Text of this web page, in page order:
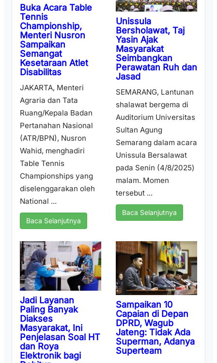
Buka Acara Table
Tennis
Championship,
Menteri Nusron
Sampaikan
Semangat
Kesetaraan Atlet
Disabilitas
JAKARTA, Menteri
Agraria dan Tata
Ruang/Kepala Badan
Pertanahan Nasional
(ATR/BPN), Nusron
Wahid, menghadiri
Table Tennis
Championships yang
diselenggarakan oleh
National ...
Baca Selanjutnya
Unissula
Bersholawat, Taj
Yasin Ajak
Masyarakat
Seimbangkan
Perawatan Ruh dan
Jasad
SEMARANG, Lantunan
shalawat bergema di
Auditorium Universitas
Sultan Agung
Semarang dalam acara
Unissula Bersalawat
pada Senin (4/8/2025)
malam. Momen
tersebut ...
Baca Selanjutnya
Jadi Layanan
Paling Banyak
Diakses
Masyarakat, Ini
Penjelasan Soal HT
dan Roya
Elektronik bagi
Sampaikan 10
Capaian di Depan
DPRD, Wagub
Jateng: Tidak Ada
Superman, Adanya
Superteam